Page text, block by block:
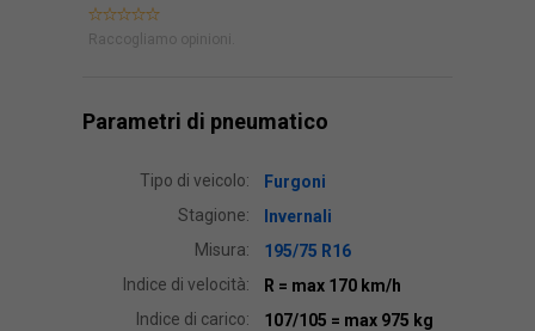
Raccogliamo opinioni.
Parametri di pneumatico
Tipo di veicolo:
Furgoni
Stagione:
Invernali
Misura:
195/75 R16
Indice di velocità:
R = max 170 km/h
Indice di carico:
107/105 = max 975 kg